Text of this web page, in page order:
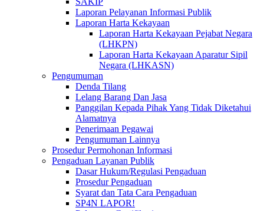
Laporan Pelayanan Informasi Publik
Laporan Harta Kekayaan
Laporan Harta Kekayaan Pejabat Negara
(LHKPN)
Laporan Harta Kekayaan Aparatur Sipil
Negara (LHKASN)
Pengumuman
Denda Tilang
Lelang Barang Dan Jasa
Panggilan Kepada Pihak Yang Tidak Diketahui
Alamatnya
Penerimaan Pegawai
Pengumuman Lainnya
Prosedur Permohonan Informasi
Pengaduan Layanan Publik
Dasar Hukum/Regulasi Pengaduan
Prosedur Pengaduan
Syarat dan Tata Cara Pengaduan
SP4N LAPOR!